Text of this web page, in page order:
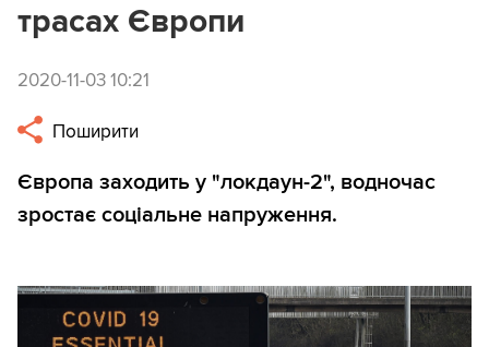
трасах Європи
2020-11-03 10:21
Поширити
Європа заходить у "локдаун-2", водночас
зростає соціальне напруження.